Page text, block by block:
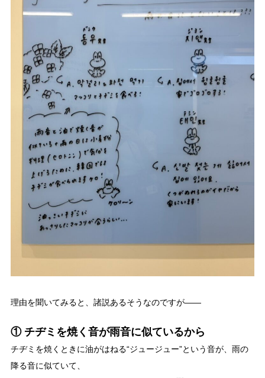
理由を聞いてみると、諸説あるそうなのですが――
① チヂミを焼く音が雨音に似ているから
チヂミを焼くときに油がはねる“ジュージュー”という音が、雨の
降る音に似ていて、